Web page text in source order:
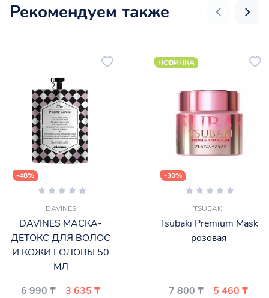
Рекомендуем также
-48%
DAVINES
DAVINES МАСКА-
ДЕТОКС ДЛЯ ВОЛОС
И КОЖИ ГОЛОВЫ 50
МЛ
6 990 ₸
3 635 ₸
НОВИНКА
-30%
TSUBAKI
Tsubaki Premium Mask
розовая
7 800 ₸ 5 460 ₸